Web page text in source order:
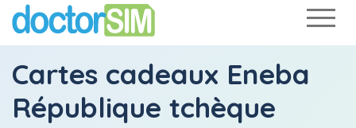
Cartes cadeaux Eneba
République tchèque